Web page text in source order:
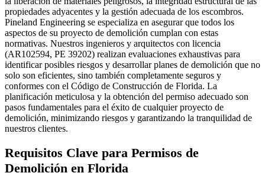
propiedades adyacentes y la gestión adecuada de los escombros.
Pineland Engineering se especializa en asegurar que todos los
aspectos de su proyecto de demolición cumplan con estas
normativas. Nuestros ingenieros y arquitectos con licencia
(AR102594, PE 39202) realizan evaluaciones exhaustivas para
identificar posibles riesgos y desarrollar planes de demolición que no
solo son eficientes, sino también completamente seguros y
conformes con el Código de Construcción de Florida. La
planificación meticulosa y la obtención del permiso adecuado son
pasos fundamentales para el éxito de cualquier proyecto de
demolición, minimizando riesgos y garantizando la tranquilidad de
nuestros clientes.
Requisitos Clave para Permisos de
Demolición en Florida